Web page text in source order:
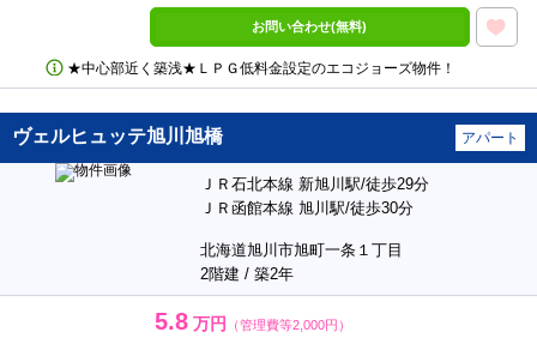
お問い合わせ(無料)
★中心部近く築浅★ＬＰＧ低料金設定のエコジョーズ物件！
ヴェルヒュッテ旭川旭橋 アパート
ＪＲ石北本線 新旭川駅/徒歩29分
ＪＲ函館本線 旭川駅/徒歩30分
北海道旭川市旭町一条１丁目
2階建 / 築2年
5.8 万円 （管理費等2,000円）